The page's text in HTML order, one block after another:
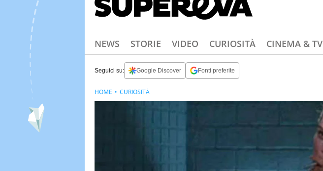
NEWS STORIE VIDEO CURIOSITÀ CINEMA & TV
Seguici su: Google Discover Fonti preferite
HOME CURIOSITÀ